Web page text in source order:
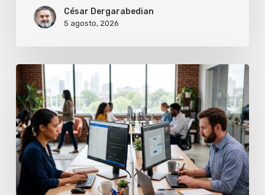
César Dergarabedian
5 agosto, 2026
futuro
del
trabajo
se
debate
en